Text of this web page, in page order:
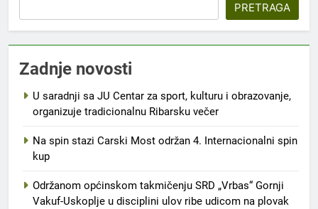
PRETRAGA
Zadnje novosti
U saradnji sa JU Centar za sport, kulturu i obrazovanje,
organizuje tradicionalnu Ribarsku večer
Na spin stazi Carski Most održan 4. Internacionalni spin
kup
Održanom općinskom takmičenju SRD „Vrbas“ Gornji
Vakuf-Uskoplje u disciplini ulov ribe udicom na plovak